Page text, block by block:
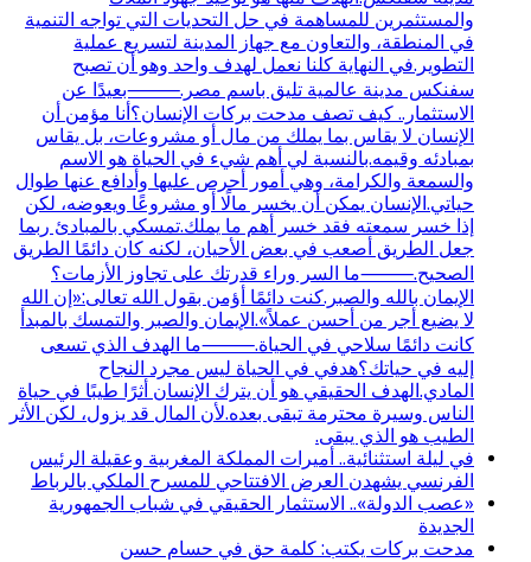
والمستثمرين للمساهمة في حل التحديات التي تواجه التنمية
في المنطقة، والتعاون مع جهاز المدينة لتسريع عملية
التطوير.في النهاية كلنا نعمل لهدف واحد وهو أن تصبح
سفنكس مدينة عالمية تليق باسم مصر.⸻بعيدًا عن
الاستثمار.. كيف تصف مدحت بركات الإنسان؟أنا مؤمن أن
الإنسان لا يقاس بما يملك من مال أو مشروعات، بل يقاس
بمبادئه وقيمه.بالنسبة لي أهم شيء في الحياة هو الاسم
والسمعة والكرامة، وهي أمور أحرص عليها وأدافع عنها طوال
حياتي.الإنسان يمكن أن يخسر مالًا أو مشروعًا ويعوضه، لكن
إذا خسر سمعته فقد خسر أهم ما يملك.تمسكي بالمبادئ ربما
جعل الطريق أصعب في بعض الأحيان، لكنه كان دائمًا الطريق
الصحيح.⸻ما السر وراء قدرتك على تجاوز الأزمات؟
الإيمان بالله والصبر.كنت دائمًا أؤمن بقول الله تعالى:«إن الله
لا يضيع أجر من أحسن عملاً».الإيمان والصبر والتمسك بالمبدأ
كانت دائمًا سلاحي في الحياة.⸻ما الهدف الذي تسعى
إليه في حياتك؟هدفي في الحياة ليس مجرد النجاح
المادي.الهدف الحقيقي هو أن يترك الإنسان أثرًا طيبًا في حياة
الناس وسيرة محترمة تبقى بعده.لأن المال قد يزول، لكن الأثر
الطيب هو الذي يبقى.
في ليلة استثنائية.. أميرات المملكة المغربية وعقيلة الرئيس
الفرنسي يشهدن العرض الافتتاحي للمسرح الملكي بالرباط
«عصب الدولة».. الاستثمار الحقيقي في شباب الجمهورية
الجديدة
مدحت بركات يكتب: كلمة حق في حسام حسن